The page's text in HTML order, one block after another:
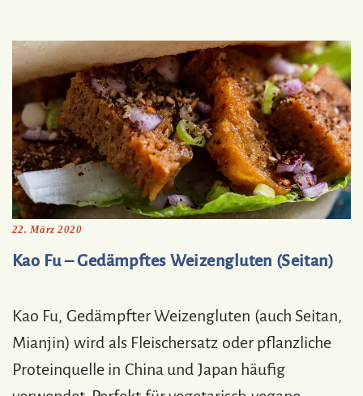
22. März 2020
Kao Fu – Gedämpftes Weizengluten (Seitan)
Kao Fu, Gedämpfter Weizengluten (auch Seitan,
Mianjin) wird als Fleischersatz oder pflanzliche
Proteinquelle in China und Japan häufig